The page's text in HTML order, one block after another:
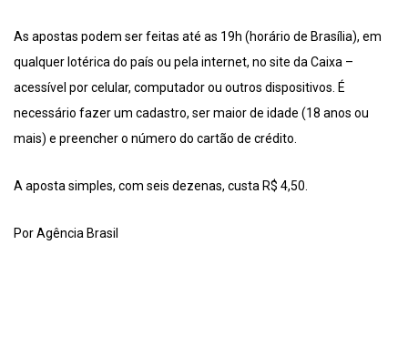
As apostas podem ser feitas até as 19h (horário de Brasília), em
qualquer lotérica do país ou pela internet, no site da Caixa –
acessível por celular, computador ou outros dispositivos. É
necessário fazer um cadastro, ser maior de idade (18 anos ou
mais) e preencher o número do cartão de crédito.
A aposta simples, com seis dezenas, custa R$ 4,50.
Por Agência Brasil